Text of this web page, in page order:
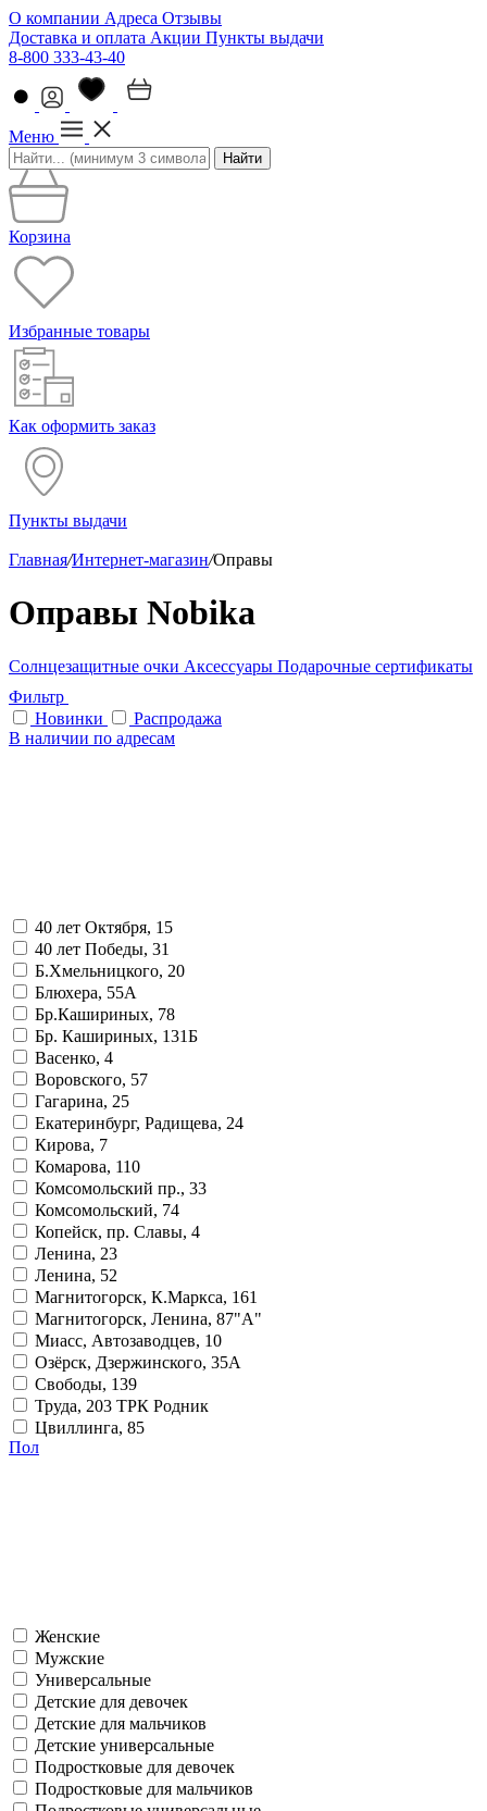
О компании Адреса Отзывы
Доставка и оплата Акции Пункты выдачи
8-800 333-43-40
Меню
Найти
Корзина
Избранные товары
Как оформить заказ
Пункты выдачи
Главная/Интернет-магазин/Оправы
Оправы Nobika
Солнцезащитные очки Аксессуары Подарочные сертификаты
Фильтр
Новинки
Распродажа
В наличии по адресам
40 лет Октября, 15
40 лет Победы, 31
Б.Хмельницкого, 20
Блюхера, 55А
Бр.Кашириных, 78
Бр. Кашириных, 131Б
Васенко, 4
Воровского, 57
Гагарина, 25
Екатеринбург, Радищева, 24
Кирова, 7
Комарова, 110
Комсомольский пр., 33
Комсомольский, 74
Копейск, пр. Славы, 4
Ленина, 23
Ленина, 52
Магнитогорск, К.Маркса, 161
Магнитогорск, Ленина, 87"А"
Миасс, Автозаводцев, 10
Озёрск, Дзержинского, 35А
Свободы, 139
Труда, 203 ТРК Родник
Цвиллинга, 85
Пол
Женские
Мужские
Универсальные
Детские для девочек
Детские для мальчиков
Детские универсальные
Подростковые для девочек
Подростковые для мальчиков